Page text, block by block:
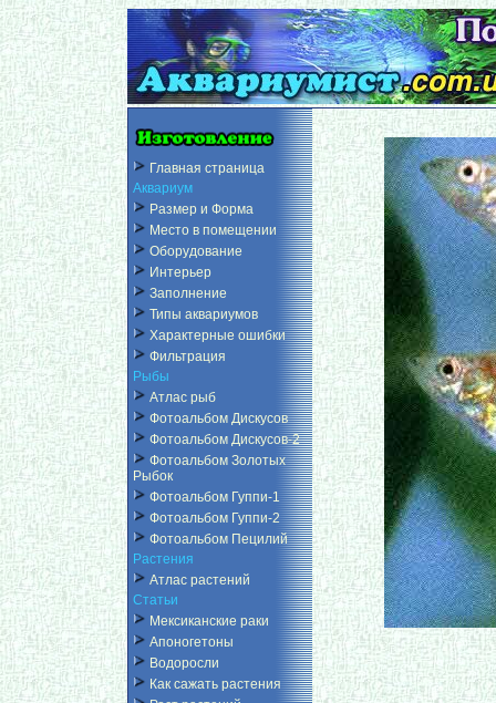
Главная страница
Аквариум
Размер и Форма
Место в помещении
Оборудование
Интерьер
Заполнение
Типы аквариумов
Характерные ошибки
Фильтрация
Рыбы
Атлас рыб
Фотоальбом Дискусов
Фотоальбом Дискусов-2
Фотоальбом Золотых
Рыбок
Фотоальбом Гуппи-1
Фотоальбом Гуппи-2
Фотоальбом Пецилий
Растения
Атлас растений
Статьи
Мексиканские раки
Апоногетоны
Водоросли
Как сажать растения